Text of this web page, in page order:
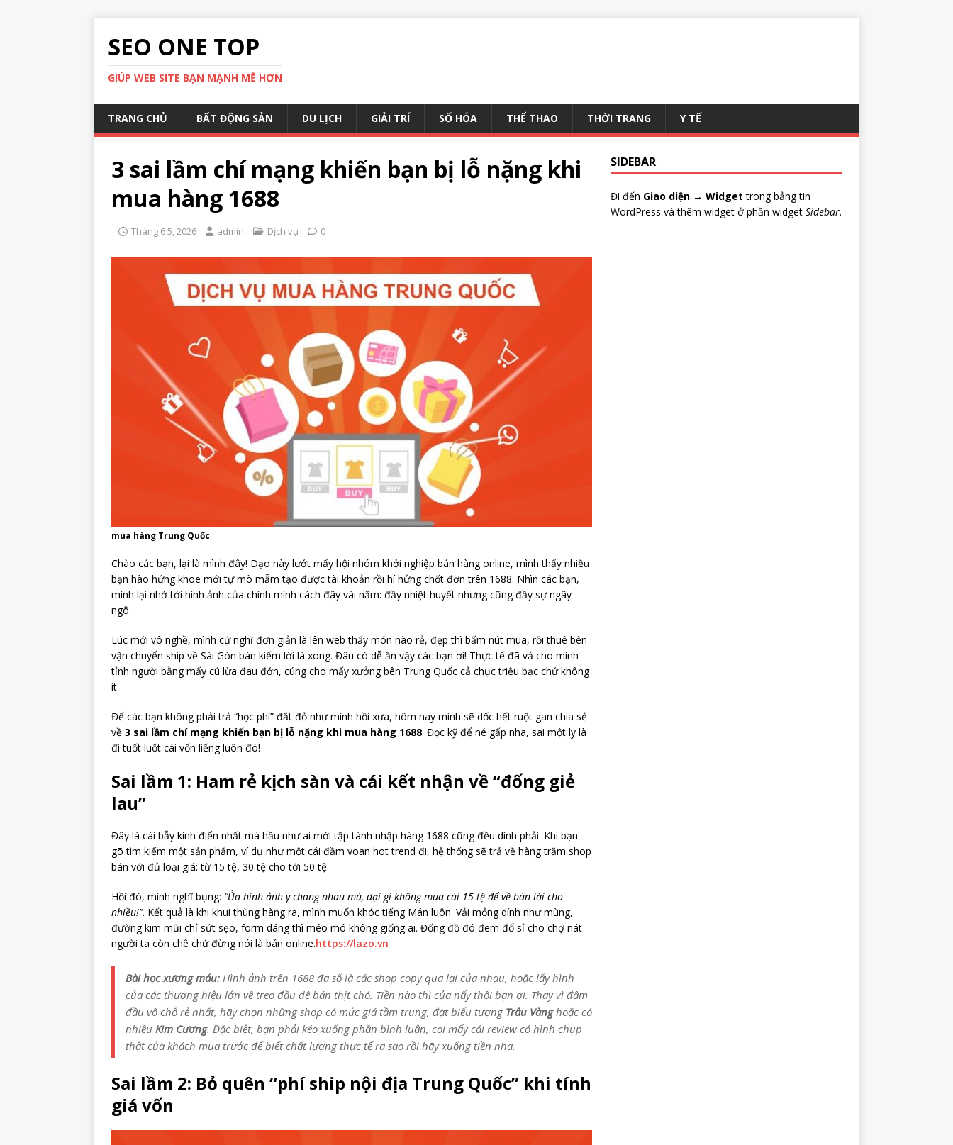
SEO ONE TOP
GIÚP WEB SITE BẠN MẠNH MẼ HƠN
TRANG CHỦ BẤT ĐỘNG SẢN DU LỊCH GIẢI TRÍ SỐ HÓA THỂ THAO THỜI TRANG Y TẾ
3 sai lầm chí mạng khiến bạn bị lỗ nặng khi
mua hàng 1688
Tháng 6 5, 2026 admin Dịch vụ 0
mua hàng Trung Quốc
Chào các bạn, lại là mình đây! Dạo này lướt mấy hội nhóm khởi nghiệp bán hàng online, mình thấy nhiều
bạn hào hứng khoe mới tự mò mẫm tạo được tài khoản rồi hí hửng chốt đơn trên 1688. Nhìn các bạn,
mình lại nhớ tới hình ảnh của chính mình cách đây vài năm: đầy nhiệt huyết nhưng cũng đầy sự ngây
ngô.
Lúc mới vô nghề, mình cứ nghĩ đơn giản là lên web thấy món nào rẻ, đẹp thì bấm nút mua, rồi thuê bên
vận chuyển ship về Sài Gòn bán kiếm lời là xong. Đâu có dễ ăn vậy các bạn ơi! Thực tế đã vả cho mình
tỉnh người bằng mấy cú lừa đau đớn, cúng cho mấy xưởng bên Trung Quốc cả chục triệu bạc chứ không
ít.
Để các bạn không phải trả “học phí” đắt đỏ như mình hồi xưa, hôm nay mình sẽ dốc hết ruột gan chia sẻ
về 3 sai lầm chí mạng khiến bạn bị lỗ nặng khi mua hàng 1688. Đọc kỹ để né gấp nha, sai một ly là
đi tuốt luốt cái vốn liếng luôn đó!
Sai lầm 1: Ham rẻ kịch sàn và cái kết nhận về “đống giẻ
lau”
Đây là cái bẫy kinh điển nhất mà hầu như ai mới tập tành nhập hàng 1688 cũng đều dính phải. Khi bạn
gõ tìm kiếm một sản phẩm, ví dụ như một cái đầm voan hot trend đi, hệ thống sẽ trả về hàng trăm shop
bán với đủ loại giá: từ 15 tệ, 30 tệ cho tới 50 tệ.
Hồi đó, mình nghĩ bụng: “Ủa hình ảnh y chang nhau mà, dại gì không mua cái 15 tệ để về bán lời cho
nhiều!”. Kết quả là khi khui thùng hàng ra, mình muốn khóc tiếng Mán luôn. Vải mỏng dính như mùng,
đường kim mũi chỉ sứt sẹo, form dáng thì méo mó không giống ai. Đống đồ đó đem đổ sỉ cho chợ nát
người ta còn chê chứ đừng nói là bán online.https://lazo.vn
Bài học xương máu: Hình ảnh trên 1688 đa số là các shop copy qua lại của nhau, hoặc lấy hình
của các thương hiệu lớn về treo đầu dê bán thịt chó. Tiền nào thì của nấy thôi bạn ơi. Thay vì đâm
đầu vô chỗ rẻ nhất, hãy chọn những shop có mức giá tầm trung, đạt biểu tượng Trâu Vànghoặc có
nhiều Kim Cương. Đặc biệt, bạn phải kéo xuống phần bình luận, coi mấy cái review có hình chụp
thật của khách mua trước để biết chất lượng thực tế ra sao rồi hãy xuống tiền nha.
Sai lầm 2: Bỏ quên “phí ship nội địa Trung Quốc” khi tính
giá vốn
SIDEBAR
Đi đến Giao diện → Widget trong bảng tin
WordPress và thêm widget ở phần widget Sidebar.